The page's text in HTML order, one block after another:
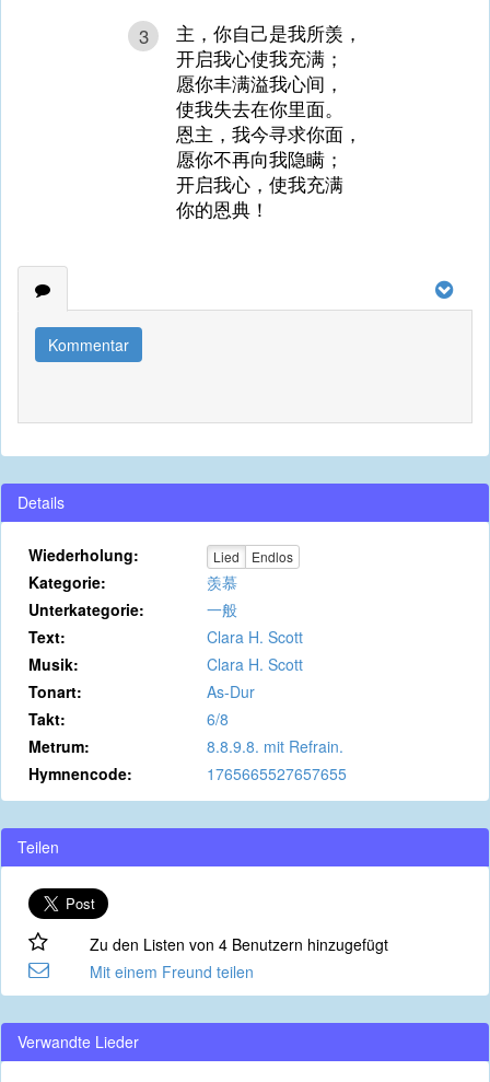
3
主，你自己是我所羡，
开启我心使我充满；
愿你丰满溢我心间，
使我失去在你里面。
恩主，我今寻求你面，
愿你不再向我隐瞒；
开启我心，使我充满
你的恩典！
Kommentar
Details
Wiederholung: Lied Endlos
Kategorie:
羡慕
Unterkategorie:
一般
Text:
Clara H. Scott
Musik:
Clara H. Scott
Tonart:
As-Dur
Takt:
6/8
Metrum:
8.8.9.8. mit Refrain.
Hymnencode:
1765665527657655
Teilen
Zu den Listen von 4 Benutzern hinzugefügt
Mit einem Freund teilen
Verwandte Lieder